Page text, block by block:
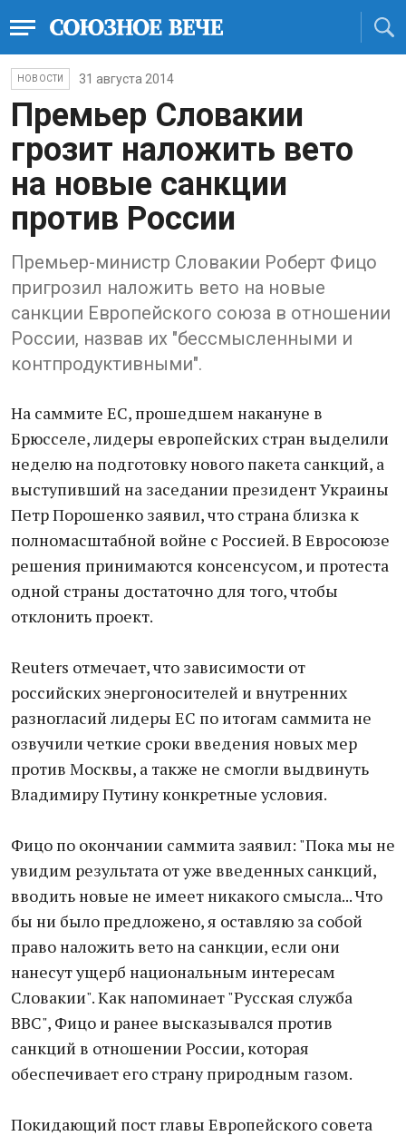
НОВОСТИ 31 августа 2014
Премьер Словакии
грозит наложить вето
на новые санкции
против России
Премьер-министр Словакии Роберт Фицо
пригрозил наложить вето на новые
санкции Европейского союза в отношении
России, назвав их "бессмысленными и
контпродуктивными".
На саммите ЕС, прошедшем накануне в
Брюсселе, лидеры европейских стран выделили
неделю на подготовку нового пакета санкций, а
выступивший на заседании президент Украины
Петр Порошенко заявил, что страна близка к
полномасштабной войне с Россией. В Евросоюзе
решения принимаются консенсусом, и протеста
одной страны достаточно для того, чтобы
отклонить проект.
Reuters отмечает, что зависимости от
российских энергоносителей и внутренних
разногласий лидеры ЕС по итогам саммита не
озвучили четкие сроки введения новых мер
против Москвы, а также не смогли выдвинуть
Владимиру Путину конкретные условия.
Фицо по окончании саммита заявил: "Пока мы не
увидим результата от уже введенных санкций,
вводить новые не имеет никакого смысла... Что
бы ни было предложено, я оставляю за собой
право наложить вето на санкции, если они
нанесут ущерб национальным интересам
Словакии". Как напоминает "Русская служба
ВВС", Фицо и ранее высказывался против
санкций в отношении России, которая
обеспечивает его страну природным газом.
Покидающий пост главы Европейского совета